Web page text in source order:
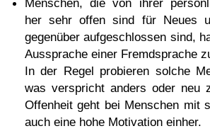
Menschen, die von ihrer
her sehr offen sind für Neues
gegenüber aufgeschlossen sind,
Aussprache einer Fremdsprache
In der Regel probieren solche
was verspricht anders oder neu
Offenheit geht bei Menschen mit
auch eine hohe Motivation einher.